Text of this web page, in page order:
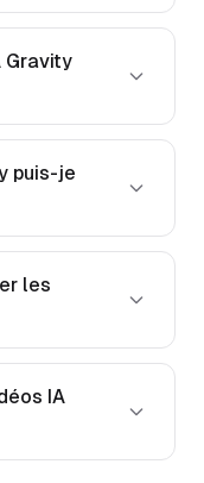
Gravity
puis-je
les
IA